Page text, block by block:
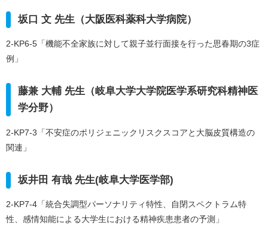
坂口 文 先生（大阪医科薬科大学病院）
2-KP6-5「機能不全家族に対して親子並行面接を行った思春期の3症
例」
藤兼 大輔 先生（岐阜大学大学院医学系研究科精神医
学分野）
2-KP7-3「不安症のポリジェニックリスクスコアと大脳皮質構造の
関連」
坂井田 有哉 先生(岐阜大学医学部)
2-KP7-4「統合失調型パーソナリティ特性、自閉スペクトラム特
性、感情知能による大学生における精神疾患患者の予測」